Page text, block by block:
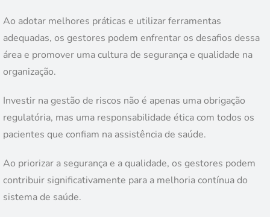
Ao adotar melhores práticas e utilizar ferramentas
adequadas, os gestores podem enfrentar os desafios dessa
área e promover uma cultura de segurança e qualidade na
organização.
Investir na gestão de riscos não é apenas uma obrigação
regulatória, mas uma responsabilidade ética com todos os
pacientes que confiam na assistência de saúde.
Ao priorizar a segurança e a qualidade, os gestores podem
contribuir significativamente para a melhoria contínua do
sistema de saúde.